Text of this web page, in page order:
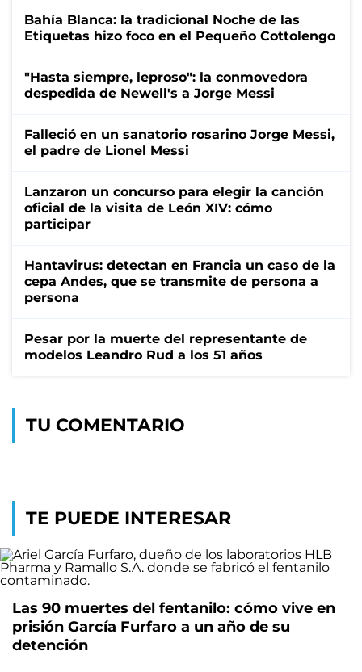
Bahía Blanca: la tradicional Noche de las
Etiquetas hizo foco en el Pequeño Cottolengo
"Hasta siempre, leproso": la conmovedora
despedida de Newell's a Jorge Messi
Falleció en un sanatorio rosarino Jorge Messi,
el padre de Lionel Messi
Lanzaron un concurso para elegir la canción
oficial de la visita de León XIV: cómo
participar
Hantavirus: detectan en Francia un caso de la
cepa Andes, que se transmite de persona a
persona
Pesar por la muerte del representante de
modelos Leandro Rud a los 51 años
TU COMENTARIO
TE PUEDE INTERESAR
Las 90 muertes del fentanilo: cómo vive en
prisión García Furfaro a un año de su
detención